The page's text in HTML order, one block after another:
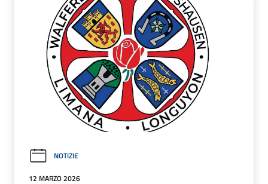
NOTIZIE
12 MARZO 2026